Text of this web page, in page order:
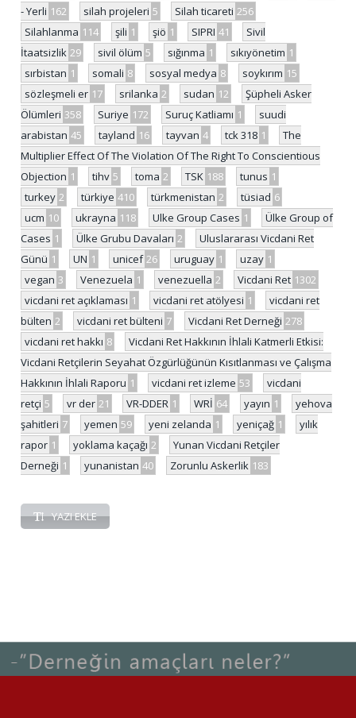
- Yerli 162 silah projeleri 5 Silah ticareti 256
Silahlanma 114 şili 1 şiö 1 SIPRI 41
Sivil
İtaatsizlik 29 sivil ölüm 5 sığınma 1 sıkıyönetim 1
sırbistan 1 somali 8 sosyal medya 8 soykırım 15
sözleşmeli er 17 srilanka 2 sudan 12
Şüpheli Asker
Ölümleri 358 Suriye 172 Suruç Katliamı 1
suudi
arabistan 45 tayland 16 tayvan 4 tck 318 1
The
Multiplier Effect Of The Violation Of The Right To Conscientious
Objection 1 tihv 5 toma 2 TSK 188 tunus 1
turkey 2 türkiye 410 türkmenistan 2 tüsiad 6
ucm 10 ukrayna 118 Ulke Group Cases 1
Ülke Group of
Cases 1 Ülke Grubu Davaları 2
Uluslararası Vicdani Ret
Günü 1 UN 1 unicef 26 uruguay 1 uzay 1
vegan 3 Venezuela 1 venezuella 2 Vicdani Ret 1302
vicdani ret açıklaması 1 vicdani ret atölyesi 1
vicdani ret
bülten 2 vicdani ret bülteni 7 Vicdani Ret Derneği 278
vicdani ret hakkı 8
Vicdani Ret Hakkının İhlali Katmerli Etkisi:
Vicdani Retçilerin Seyahat Özgürlüğünün Kısıtlanması ve Çalışma
Hakkının İhlali Raporu 1 vicdani ret izleme 53
vicdani
retçi 5 vr der 21 VR-DDER 1 WRİ 64 yayın 1
yehova
şahitleri 7 yemen 59 yeni zelanda 1 yeniçağ 1
yılık
rapor 1 yoklama kaçağı 2
Yunan Vicdani Retçiler
Derneği 1 yunanistan 40 Zorunlu Askerlik 183
YAZI EKLE